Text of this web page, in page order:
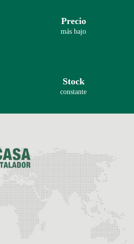
Precio
más bajo
Stock
constante